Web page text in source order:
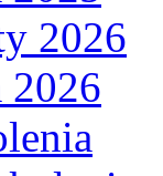
2026
2026